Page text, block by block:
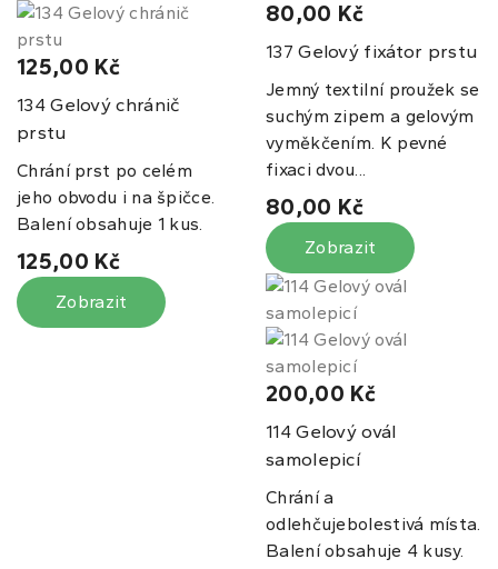
125,00 Kč
134Gelový chránič
prstu
Chrání prst po celém
jeho obvodu i na špičce.
Balení obsahuje 1 kus.
125,00 Kč
Zobrazit
80,00 Kč
137 Gelový fixátor prstu
Jemný textilní proužek se
suchým zipem a gelovým
vyměkčením. K pevné
fixaci dvou...
80,00 Kč
Zobrazit
200,00 Kč
114Gelový ovál
samolepicí
Chrání a
odlehčujebolestivá místa.
Balení obsahuje 4 kusy.